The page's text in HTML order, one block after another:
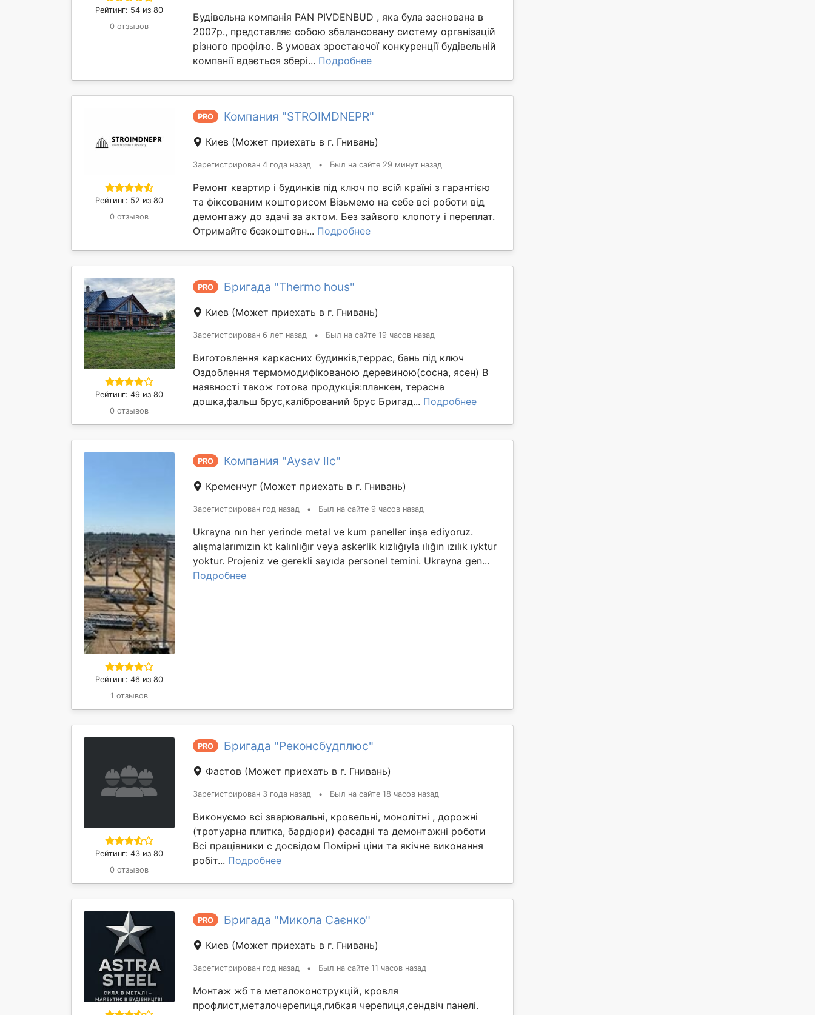
Рейтинг: 54 из 80
0 отзывов
Будівельна компанія PAN PIVDENBUD , яка була заснована в
2007р., представляє собою збалансовану систему організацій
різного профілю. В умовах зростаючої конкуренції будівельній
компанії вдається збері... Подробнее
Рейтинг: 52 из 80
0 отзывов
PRO Компания "STROIMDNEPR"
Киев (Может приехать в г. Гнивань)
Зарегистрирован 4 года назад • Был на сайте 29 минут назад
Ремонт квартир і будинків під ключ по всій країні з гарантією
та фіксованим кошторисом Візьмемо на себе всі роботи від
демонтажу до здачі за актом. Без зайвого клопоту і переплат.
Отримайте безкоштовн... Подробнее
Рейтинг: 49 из 80
0 отзывов
PRO Бригада "Thermo hous"
Киев (Может приехать в г. Гнивань)
Зарегистрирован 6 лет назад • Был на сайте 19 часов назад
Виготовлення каркасних будинків,террас, бань під ключ
Оздоблення термомодифікованою деревиною(сосна, ясен) В
наявності також готова продукція:планкен, терасна
дошка,фальш брус,калібрований брус Бригад... Подробнее
Рейтинг: 46 из 80
1 отзывов
PRO Компания "Aysav llc"
Кременчуг (Может приехать в г. Гнивань)
Зарегистрирован год назад • Был на сайте 9 часов назад
Ukrayna nın her yerinde metal ve kum paneller inşa ediyoruz.
alışmalarımızın kt kalınlığır veya askerlik kızlığıyla ılığın ızılık ıyktur
yoktur. Projeniz ve gerekli sayıda personel temini. Ukrayna gen...
Подробнее
Рейтинг: 43 из 80
0 отзывов
PRO Бригада "Реконсбудплюс"
Фастов (Может приехать в г. Гнивань)
Зарегистрирован 3 года назад • Был на сайте 18 часов назад
Виконуємо всі зварювальні, кровельні, монолітні , дорожні
(тротуарна плитка, бардюри) фасадні та демонтажні роботи
Всі працівники с досвідом Помірні ціни та якічне виконання
робіт... Подробнее
PRO Бригада "Микола Саєнко"
Киев (Может приехать в г. Гнивань)
Зарегистрирован год назад • Был на сайте 11 часов назад
Монтаж жб та металоконструкцій, кровля
профлист,металочерепиця,гибкая черепиця,сендвіч панелі.